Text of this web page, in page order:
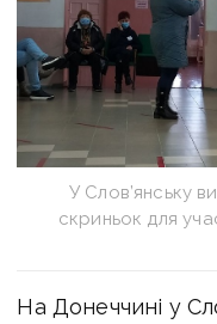
У Слов’янську
скриньок для
На Донеччині у